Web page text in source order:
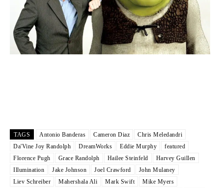
TAGS Antonio Banderas Cameron Diaz
Chris Meledandri
Da'Vine Joy Randolph
DreamWorks Eddie Murphy
featured
Florence Pugh
Grace Randolph Hailee Steinfeld
Harvey Guillen
Illumination
Jake Johnson Joel Crawford
John Mulaney
Liev Schreiber
Mahershala Ali Mark Swift
Mike Myers